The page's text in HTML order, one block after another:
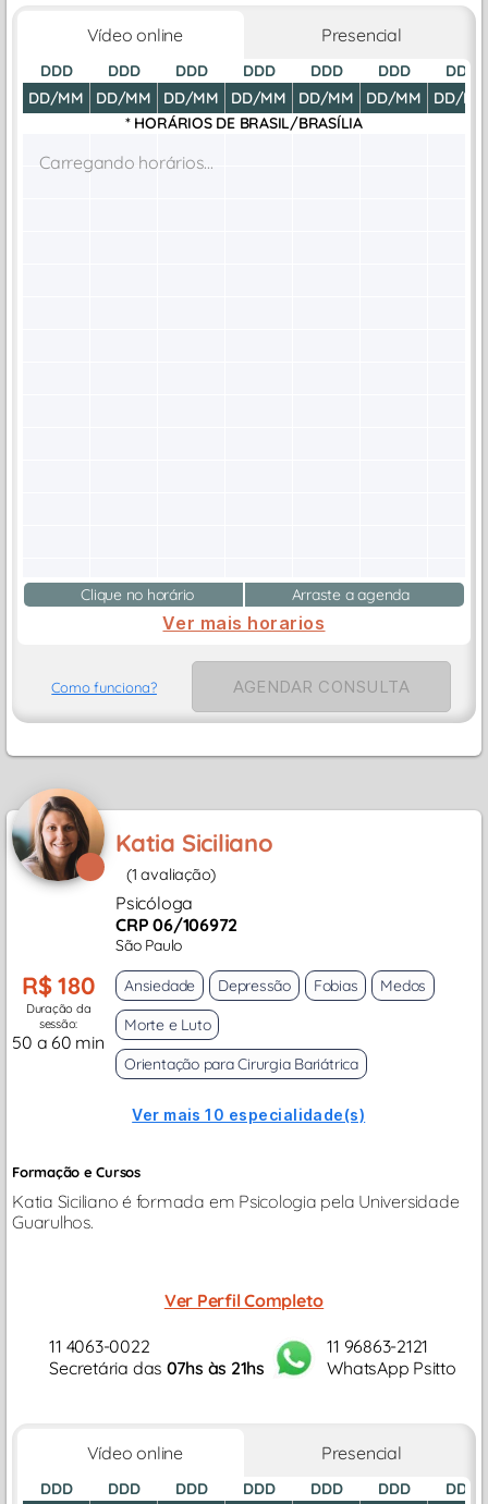
Vídeo online Presencial
DDD
DD/MM
DDD
DD/MM
DDD
DD/MM
DDD
DD/MM
DDD
DD/MM
DDD
DD/MM
DDD
DD/MM
* HORÁRIOS DE BRASIL/BRASÍLIA
Carregando horários...
Clique no horário Arraste a agenda
Ver mais horarios
Como funciona? AGENDAR CONSULTA
Katia Siciliano
(1 avaliação)
Psicóloga
CRP 06/106972
São Paulo
R$ 180
Duração da
sessão:
50 a 60 min
Ansiedade Depressão Fobias
Medos
Morte e Luto
Orientação para Cirurgia Bariátrica
Ver mais 10 especialidade(s)
Formação e Cursos
Katia Siciliano é formada em Psicologia pela Universidade
Guarulhos.
Ver Perfil Completo
11 4063-0022
Secretária das 07hs às 21hs
11 96863-2121
WhatsApp Psitto
Vídeo online Presencial
DDD
DDD
DDD
DDD
DDD
DDD
DDD